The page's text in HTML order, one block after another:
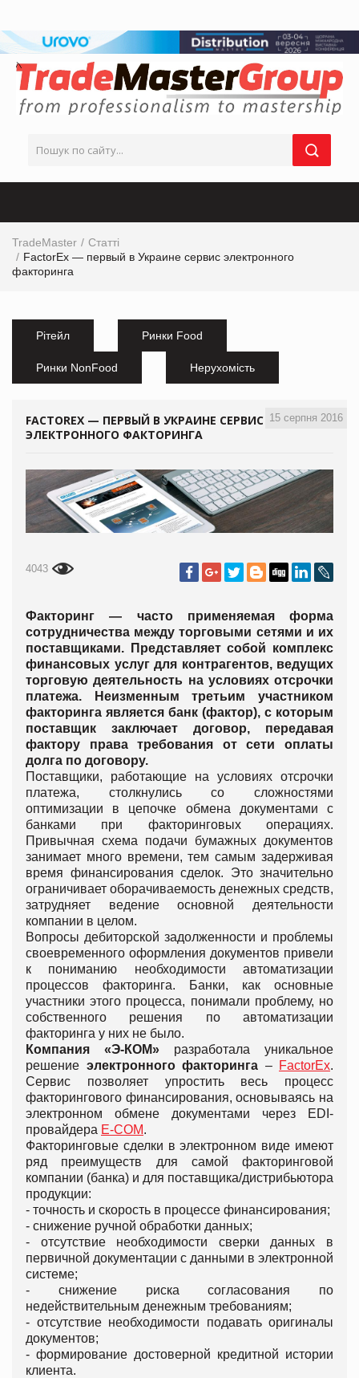
TradeMaster
Статті
FactorEx — первый в Украине сервис электронного
факторинга
Рітейл Ринки Food
Ринки NonFood Нерухомість
15 серпня 2016
FACTOREX — ПЕРВЫЙ В УКРАИНЕ СЕРВИС
ЭЛЕКТРОННОГО ФАКТОРИНГА
4043
Факторинг — часто применяемая форма
сотрудничества между торговыми сетями и их
поставщиками. Представляет собой комплекс
финансовых услуг для контрагентов, ведущих
торговую деятельность на условиях отсрочки
платежа. Неизменным третьим участником
факторинга является банк (фактор), с которым
поставщик заключает договор, передавая
фактору права требования от сети оплаты
долга по договору.
Поставщики, работающие на условиях отсрочки
платежа, столкнулись со сложностями
оптимизации в цепочке обмена документами с
банками при факторинговых операциях.
Привычная схема подачи бумажных документов
занимает много времени, тем самым задерживая
время финансирования сделок. Это значительно
ограничивает оборачиваемость денежных средств,
затрудняет ведение основной деятельности
компании в целом.
Вопросы дебиторской задолженности и проблемы
своевременного оформления документов привели
к пониманию необходимости автоматизации
процессов факторинга. Банки, как основные
участники этого процесса, понимали проблему, но
собственного решения по автоматизации
факторинга у них не было.
Компания «Э-КОМ» разработала уникальное
решение электронного факторинга – FactorEx.
Сервис позволяет упростить весь процесс
факторингового финансирования, основываясь на
электронном обмене документами через EDI-
провайдера E-COM.
Факторинговые сделки в электронном виде имеют
ряд преимуществ для самой факторинговой
компании (банка) и для поставщика/дистрибьютора
продукции:
- точность и скорость в процессе финансирования;
- снижение ручной обработки данных;
- отсутствие необходимости сверки данных в
первичной документации с данными в электронной
системе;
- снижение риска согласования по
недействительным денежным требованиям;
- отсутствие необходимости подавать оригиналы
документов;
- формирование достоверной кредитной истории
клиента.